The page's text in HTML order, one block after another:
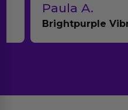
Paula A.
Brightpurple